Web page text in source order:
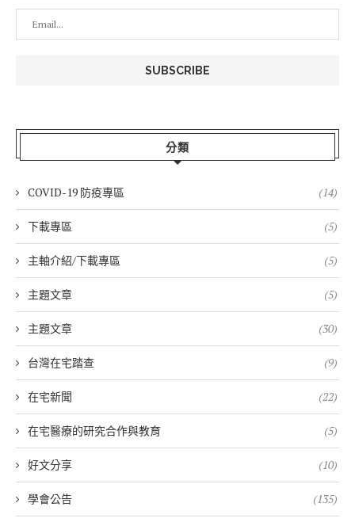
分類
COVID-19 防疫專區 (14)
下載專區 (5)
主軸介紹/下載專區 (5)
主題文章 (5)
主題文章 (30)
台灣在宅踏查 (9)
在宅新聞 (22)
在宅醫療的研究合作與教育 (5)
好文分享 (10)
學會公告 (135)